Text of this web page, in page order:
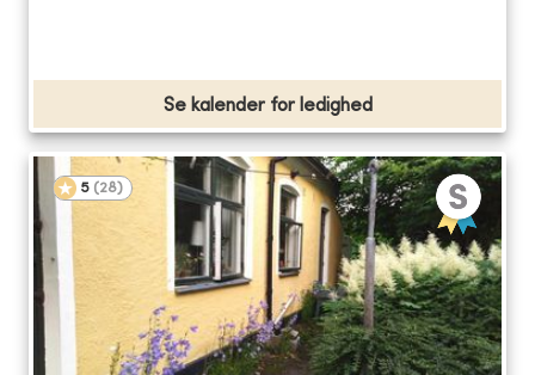
Se kalender for ledighed
5 (28)